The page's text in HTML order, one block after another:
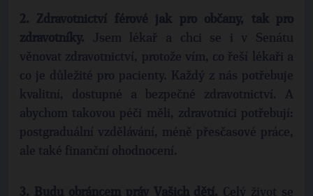
2. Zdravotnictví férové jak pro občany, tak pro
zdravotníky. Jsem lékař a chci se i v Senátu
věnovat zdravotnictví, protože vím, co řeší lékaři a
co je důležité pro pacienty. Každý z nás potřebuje
kvalitní, dostupné a bezpečné zdravotnictví. A
abychom takovou péči měli, zdravotníci potřebují:
postgraduální vzdělávání, méně přesčasové práce,
ale také finanční ohodnocení.
3. Budu obráncem práv Vašich dětí. Celý život se